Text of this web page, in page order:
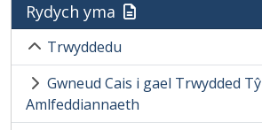
Rydych yma
Trwyddedu
Gwneud Cais i gael Trwydded Tŷ
Amlfeddiannaeth